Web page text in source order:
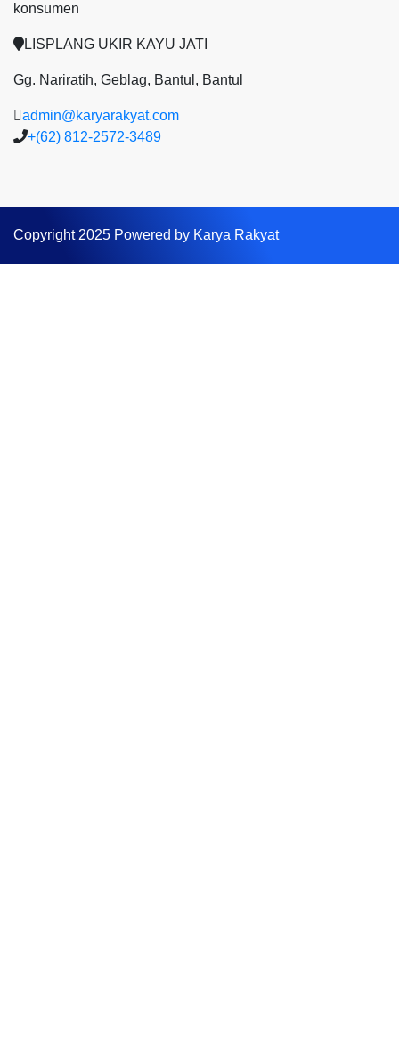
konsumen
LISPLANG UKIR KAYU JATI
Gg. Nariratih, Geblag, Bantul, Bantul
admin@karyarakyat.com
+(62) 812-2572-3489
Copyright 2025 Powered by Karya Rakyat